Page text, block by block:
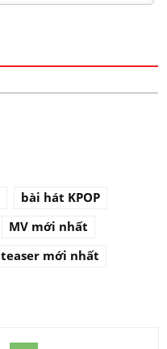
bài hát KPOP
MV mới nhất
teaser mới nhất